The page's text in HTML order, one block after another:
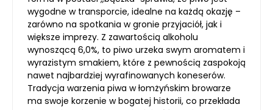
wygodne w transporcie, idealne na każdą okazję –
zarówno na spotkania w gronie przyjaciół, jak i
większe imprezy. Z zawartością alkoholu
wynoszącą 6,0%, to piwo urzeka swym aromatem i
wyrazistym smakiem, które z pewnością zaspokoją
nawet najbardziej wyrafinowanych koneserów.
Tradycja warzenia piwa w łomżyńskim browarze
ma swoje korzenie w bogatej historii, co przekłada